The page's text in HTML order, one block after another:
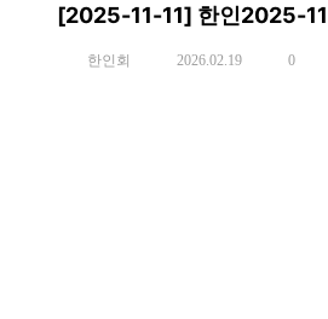
한인회 2026.02.19 0